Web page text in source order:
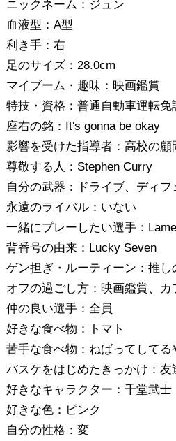
ニックネーム：ジュン
血液型：A型
利き手：右
足のサイズ：28.0cm
マイブーム・趣味：映画鑑賞
特技・資格：普通自動車運転免
座右の銘：It's gonna be okay
影響を受けた指導者：高校の顧
尊敬する人：Stephen Curry
自分の武器：ドライブ、ディフ
永遠のライバル：いない
一緒にプレーしたい選手：
背番号の由来：Lucky Seven
ゲン担ぎ・ルーティーン：推し
オフの過ごし方：映画鑑賞、カ
仲の良い選手：全員
好きな食べ物：トマト
苦手な食べ物：ねばってしてる
バスケをはじめたきっかけ：友
好きなキャラクター：千堂武士
好きな色：ピンク
自分の性格：変